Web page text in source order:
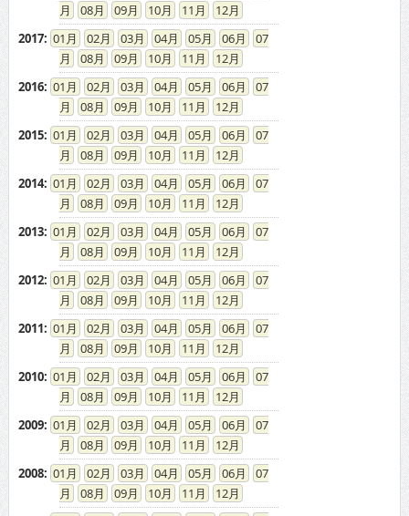
08
09 10 11
12
2017: 01 02 03 04 05 06
07
08
09 10 11
12
2016: 01 02 03 04 05 06
07
08
09 10 11
12
2015: 01 02 03 04 05 06
07
08
09 10 11
12
2014: 01 02 03 04 05 06
07
08
09 10 11
12
2013: 01 02 03 04 05 06
07
08
09 10 11
12
2012: 01 02 03 04 05 06
07
08
09 10 11
12
2011: 01 02 03 04 05 06
07
08
09 10 11
12
2010: 01 02 03 04 05 06
07
08
09 10 11
12
2009: 01 02 03 04 05 06
07
08
09 10 11
12
2008: 01 02 03 04 05 06
07
08
09 10 11
12